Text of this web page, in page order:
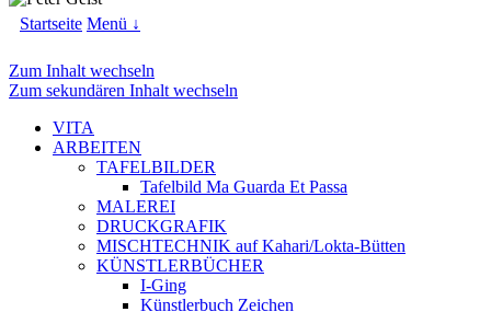
Startseite Menü ↓
Zum Inhalt wechseln
Zum sekundären Inhalt wechseln
VITA
ARBEITEN
TAFELBILDER
Tafelbild Ma Guarda Et Passa
MALEREI
DRUCKGRAFIK
MISCHTECHNIK auf Kahari/Lokta-Bütten
KÜNSTLERBÜCHER
I-Ging
Künstlerbuch Zeichen